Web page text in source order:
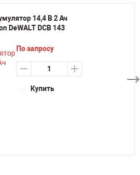
14,4 В 2 Ач
DeWALT DCB 143
По запросу
Купить